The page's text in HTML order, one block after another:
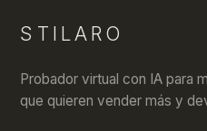
STILARO
Probador virtual con IA para
que quieren vender más y